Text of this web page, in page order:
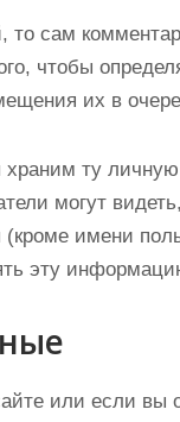
то сам
чтобы
их в
храним ту
могут
имени
эту
или если вы